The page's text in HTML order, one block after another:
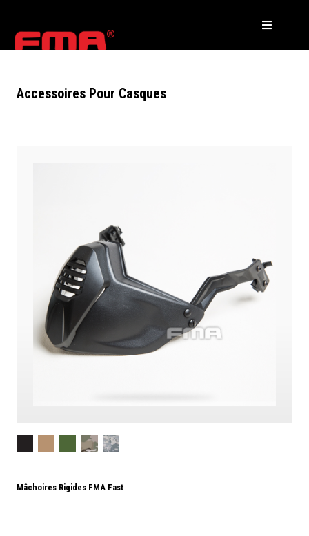
Accessoires Pour Casques
Mâchoires Rigides FMA Fast